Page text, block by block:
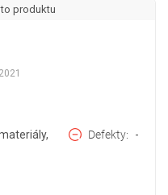
produktu
Defekty -